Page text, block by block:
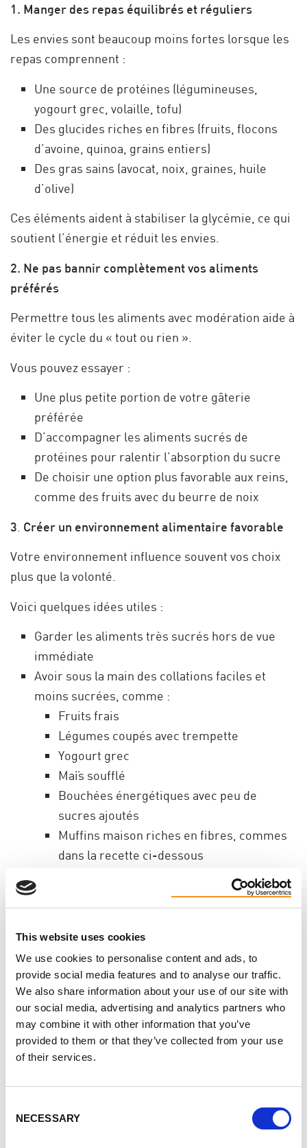
This website uses cookies
We use cookies to personalise content and ads, to
provide social media features and to analyse our traffic.
We also share information about your use of our site with
our social media, advertising and analytics partners who
may combine it with other information that you’ve
provided to them or that they’ve collected from your use
of their services.
Selection
NECESSARY
1. Manger des repas équilibrés et réguliers
Les envies sont beaucoup moins fortes lorsque les
repas comprennent :
Une source de protéines (légumineuses,
yogourt grec, volaille, tofu)
Des glucides riches en fibres (fruits, flocons
d’avoine, quinoa, grains entiers)
Des gras sains (avocat, noix, graines, huile
d’olive)
Ces éléments aident à stabiliser la glycémie, ce qui
soutient l’énergie et réduit les envies.
2. Ne pas bannir complètement vos aliments
préférés
Permettre tous les aliments avec modération aide à
éviter le cycle du « tout ou rien ».
Vous pouvez essayer :
Une plus petite portion de votre gâterie
préférée
D’accompagner les aliments sucrés de
protéines pour ralentir l’absorption du sucre
De choisir une option plus favorable aux reins,
comme des fruits avec du beurre de noix
3 Créer un environnement alimentaire favorable
Votre environnement influence souvent vos choix
plus que la volonté.
Voici quelques idées utiles :
Garder les aliments très sucrés hors de vue
immédiate
Avoir sous la main des collations faciles et
moins sucrées, comme :
Fruits frais
Légumes coupés avec trempette
Yogourt grec
Maïs soufflé
Bouchées énergétiques avec peu de
sucres ajoutés
Muffins maison riches en fibres, commes
dans la recette ci-dessous
Des stratégies
simples pour
réduire les sucres
ajoutés
1. Remplacer plutôt qu’éliminer
avec le temps. Par exemple :
Yogourt aromatisé → yogourt nature avec des